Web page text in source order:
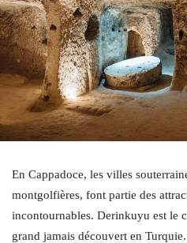
En Cappadoce, les villes
montgolfières, font partie des
incontournables. Derinkuyu est le
grand jamais découvert en Turquie.